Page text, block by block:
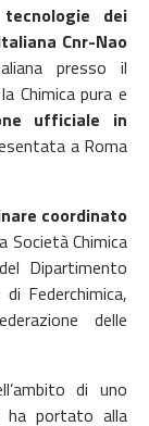
dei
Cnr-Nao
presso il
Chimica pura e
ufficiale in
a Roma
coordinato
Società Chimica
Dipartimento
Federchimica,
delle
di uno
ha portato alla